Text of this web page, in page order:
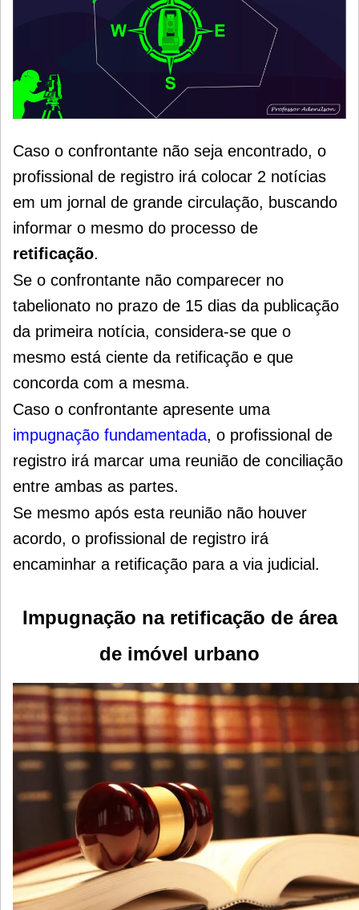
Caso o confrontante não seja encontrado, o
profissional de registro irá colocar 2 notícias
em um jornal de grande circulação, buscando
informar o mesmo do processo de
retificação.
Se o confrontante não comparecer no
tabelionato no prazo de 15 dias da publicação
da primeira notícia, considera-se que o
mesmo está ciente da retificação e que
concorda com a mesma.
Caso o confrontante apresente uma
impugnação fundamentada, o profissional de
registro irá marcar uma reunião de conciliação
entre ambas as partes.
Se mesmo após esta reunião não houver
acordo, o profissional de registro irá
encaminhar a retificação para a via judicial.
Impugnação na retificação de área
de imóvel urbano